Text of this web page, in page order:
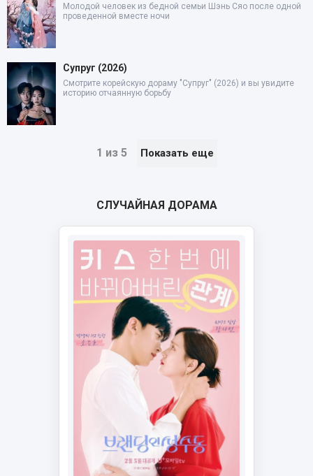
Молодой человек из бедной семьи Шэнь Сяо после одной
проведенной вместе ночи
Супруг (2026)
Смотрите корейскую дораму "Супруг" (2026) и вы увидите
историю отчаянную борьбу
1 из 5 Показать еще
СЛУЧАЙНАЯ ДОРАМА